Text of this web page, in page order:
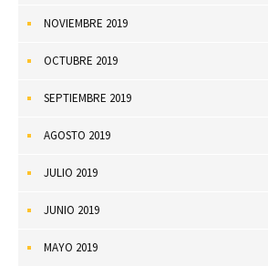
NOVIEMBRE 2019
OCTUBRE 2019
SEPTIEMBRE 2019
AGOSTO 2019
JULIO 2019
JUNIO 2019
MAYO 2019